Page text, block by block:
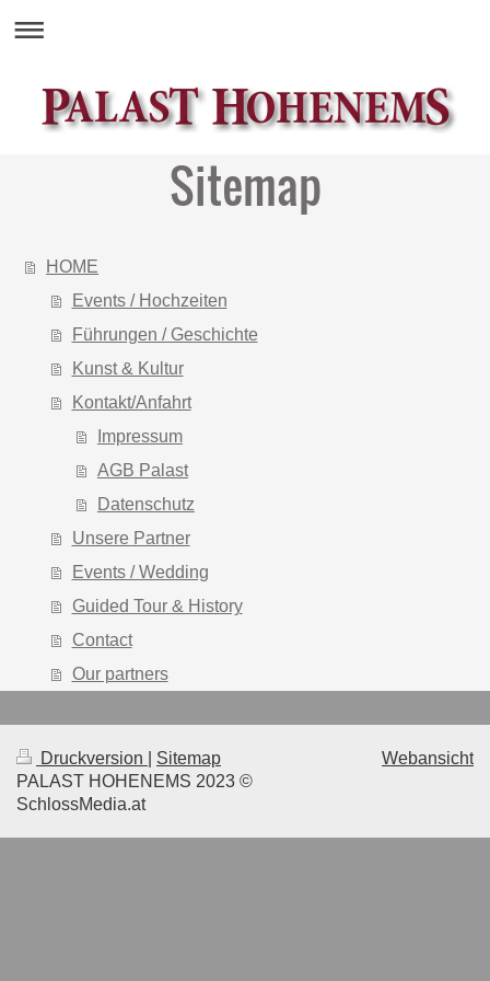
Sitemap
HOME
Events / Hochzeiten
Führungen / Geschichte
Kunst & Kultur
Kontakt/Anfahrt
Impressum
AGB Palast
Datenschutz
Unsere Partner
Events / Wedding
Guided Tour & History
Contact
Our partners
Druckversion
Sitemap
PALAST HOHENEMS 2023 ©
SchlossMedia.at
Webansicht